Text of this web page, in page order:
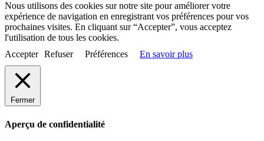
Nous utilisons des cookies sur notre site pour améliorer votre
expérience de navigation en enregistrant vos préférences pour vos
prochaines visites. En cliquant sur “Accepter”, vous acceptez
l'utilisation de tous les cookies.
Accepter Refuser Préférences En savoir plus
Fermer
Aperçu de confidentialité